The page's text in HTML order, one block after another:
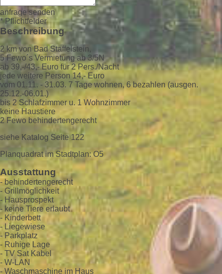
anfrage senden
* Pflichtfelder
Beschreibung
2 km von Bad Staffelstein,
5 Fewo´s Vermietung ab 3/5N
ab 39,-/43,- Euro für 2 Pers./Nacht
jede weitere Person 14,- Euro
vom 01.11. - 31.03. 7 Tage wohnen, 6 bezahlen (ausgen.
25.12.-06.01.)
bis 2 Schlafzimmer u. 1 Wohnzimmer
keine Haustiere
2 Fewo behindertengerecht
siehe Katalog Seite 122
Planquadrat im Stadtplan: O5
Ausstattung
- behindertengerecht
- Grillmöglichkeit
- Hausprospekt
- keine Tiere erlaubt
- Kinderbett
- Liegewiese
- Parkplatz
- Ruhige Lage
- TV Sat Kabel
- W-LAN
- Waschmaschine im Haus